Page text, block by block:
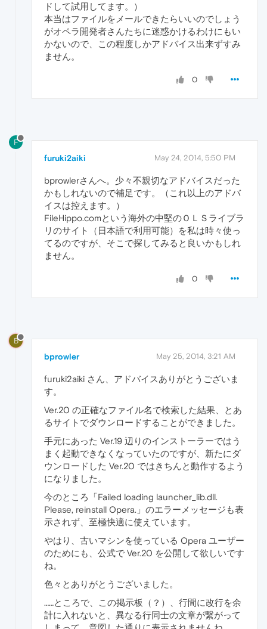
ドして試用してます。）
本当はファイルをメールできたらいいのでしょう
がオペラ開発者さんたちに迷惑かけるわけにもい
かないので、この程度しかアドバイス出来ずすみ
ません。
0
F
furuki2aiki May 24, 2014, 5:50 PM
bprowlerさんへ。少々不親切なアドバイスだった
かもしれないので補足です。（これ以上のアドバ
イスは控えます。）
FileHippo.comという海外の中堅のＯＬＳライブラ
リのサイト（日本語で利用可能）を私は時々使っ
てるのですが、そこで探してみると良いかもしれ
ません。
0
B
bprowler May 25, 2014, 3:21 AM
furuki2aiki さん、アドバイスありがとうございま
す。
Ver.20 の正確なファイル名で検索した結果、とあ
るサイトでダウンロードすることができました。
手元にあった Ver.19 辺りのインストーラーではう
まく起動できなくなっていたのですが、新たにダ
ウンロードした Ver.20 ではきちんと動作するよう
になりました。
今のところ「Failed loading launcher_lib.dll.
Please, reinstall Opera.」のエラーメッセージも表
示されず、至極快適に使えています。
やはり、古いマシンを使っている Opera ユーザー
のためにも、公式で Ver.20 を公開して欲しいです
ね。
色々とありがとうございました。
……ところで、この掲示板（？）、行間に改行を余
計に入れないと、異なる行同士の文章が繋がって